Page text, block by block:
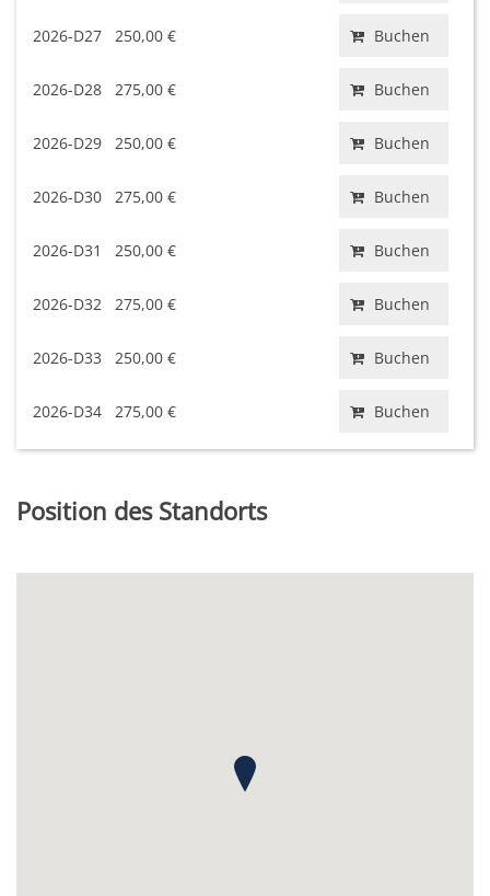
2026-D27 250,00 € Buchen
2026-D28 275,00 € Buchen
2026-D29 250,00 € Buchen
2026-D30 275,00 € Buchen
2026-D31 250,00 € Buchen
2026-D32 275,00 € Buchen
2026-D33 250,00 € Buchen
2026-D34 275,00 € Buchen
Position des Standorts